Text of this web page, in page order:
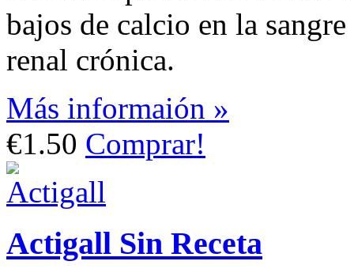
bajos de calcio en la
renal crónica.
Más informaión »
€1.50 Comprar!
Actigall Sin Receta